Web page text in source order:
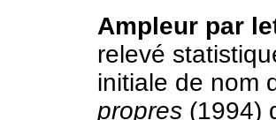
Ampleur par
relevé
initiale de nom
propres (1994)